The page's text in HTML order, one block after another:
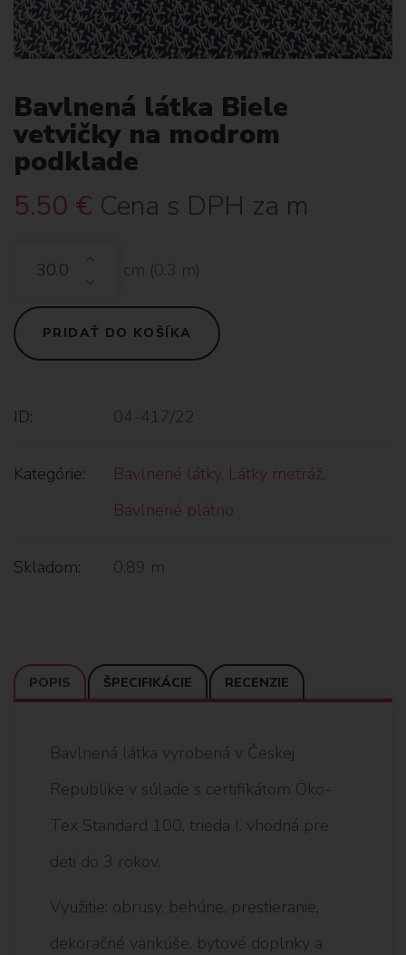
Bavlnená látka Biele
vetvičky na modrom
podklade
5.50 € Cena s DPH za m
cm (0.3 m)
PRIDAŤ DO KOŠÍKA
ID: 04-417/22
Kategórie: Bavlnené látky, Látky metráž,
Bavlnené plátno
Skladom: 0.89 m
POPIS ŠPECIFIKÁCIE RECENZIE
Bavlnená látka vyrobená v Českej
Republike v súlade s certifikátom Öko-
Tex Standard 100, trieda I. vhodná pre
deti do 3 rokov.
Využitie: obrusy, behúne, prestieranie,
dekoračné vankúše, bytové doplnky a